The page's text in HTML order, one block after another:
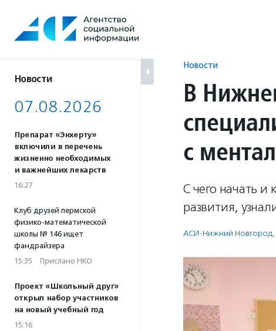
содержанию
Новости
07.08.2026
Препарат «Энхерту»
включили в перечень
жизненно необходимых
и важнейших лекарств
16:27
Клуб друзей пермской
физико-математической
школы № 146 ищет
фандрайзера
15:35 · Прислано НКО
Проект «Школьный друг»
открыл набор участников
на новый учебный год
15:16
Новости
В
с
С чего начать и
развития,
АСИ-Нижний Новгород,